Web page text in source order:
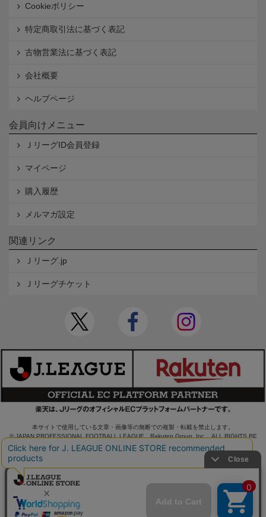
Cookieポリシー
特定商取引法に基づく表記
古物営業法に基づく表記
会社概要
ヘルプページ
会員向けメニュー
ＪリーグID会員登録
マイページ
購入履歴
メルマガ設定
関連リンク
Ｊリーグ.jp
Ｊリーグチケット
本サイトで使用している文章・画像等の無断での複製・転載を禁止します。
© JAPAN PROFESSIONAL FOOTBALL LEAGUE Rakuten Group, Inc. ALL RIGHTS RE
SERVED.